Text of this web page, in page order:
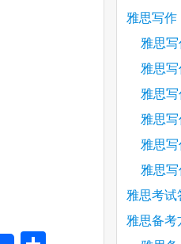
雅思写作
雅思
雅思
雅思
雅思
雅思
雅思
雅思考试
雅思备考